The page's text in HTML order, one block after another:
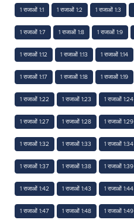
1 राजाओं 1:1 1 राजाओं 1:2 1 राजाओं 1:3
1 राजाओं 1:7 1 राजाओं 1:8 1 राजाओं 1:9
1 राजाओं 1:12 1 राजाओं 1:13 1 राजाओं 1:14
1 राजाओं 1:17 1 राजाओं 1:18 1 राजाओं 1:19
1 राजाओं 1:22 1 राजाओं 1:23 1 राजाओं 1:24
1 राजाओं 1:27 1 राजाओं 1:28 1 राजाओं 1:29
1 राजाओं 1:32 1 राजाओं 1:33 1 राजाओं 1:34
1 राजाओं 1:37 1 राजाओं 1:38 1 राजाओं 1:39
1 राजाओं 1:42 1 राजाओं 1:43 1 राजाओं 1:44
1 राजाओं 1:47 1 राजाओं 1:48 1 राजाओं 1:49